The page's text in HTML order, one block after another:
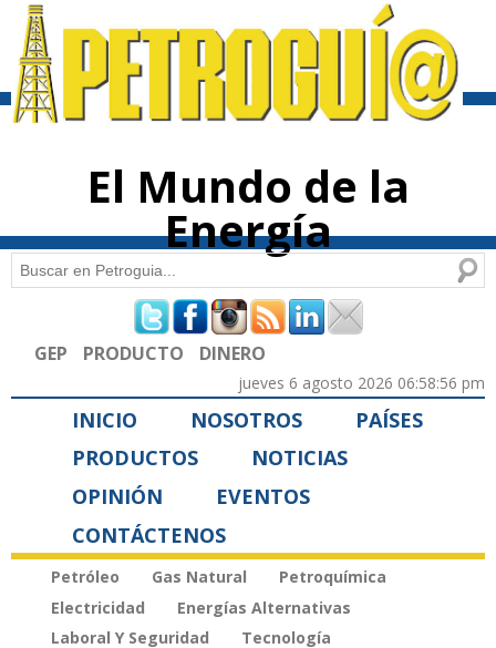
contenido
El Mundo de la
Energía
Formulario de búsqueda
Buscar
GEP PRODUCTO DINERO
jueves 6 agosto 2026 06:58:56 pm
INICIO NOSOTROS
PAÍSES
PRODUCTOS
NOTICIAS
OPINIÓN
EVENTOS
CONTÁCTENOS
Petróleo Gas Natural
Petroquímica
Electricidad
Energías Alternativas
Laboral Y Seguridad
Tecnología